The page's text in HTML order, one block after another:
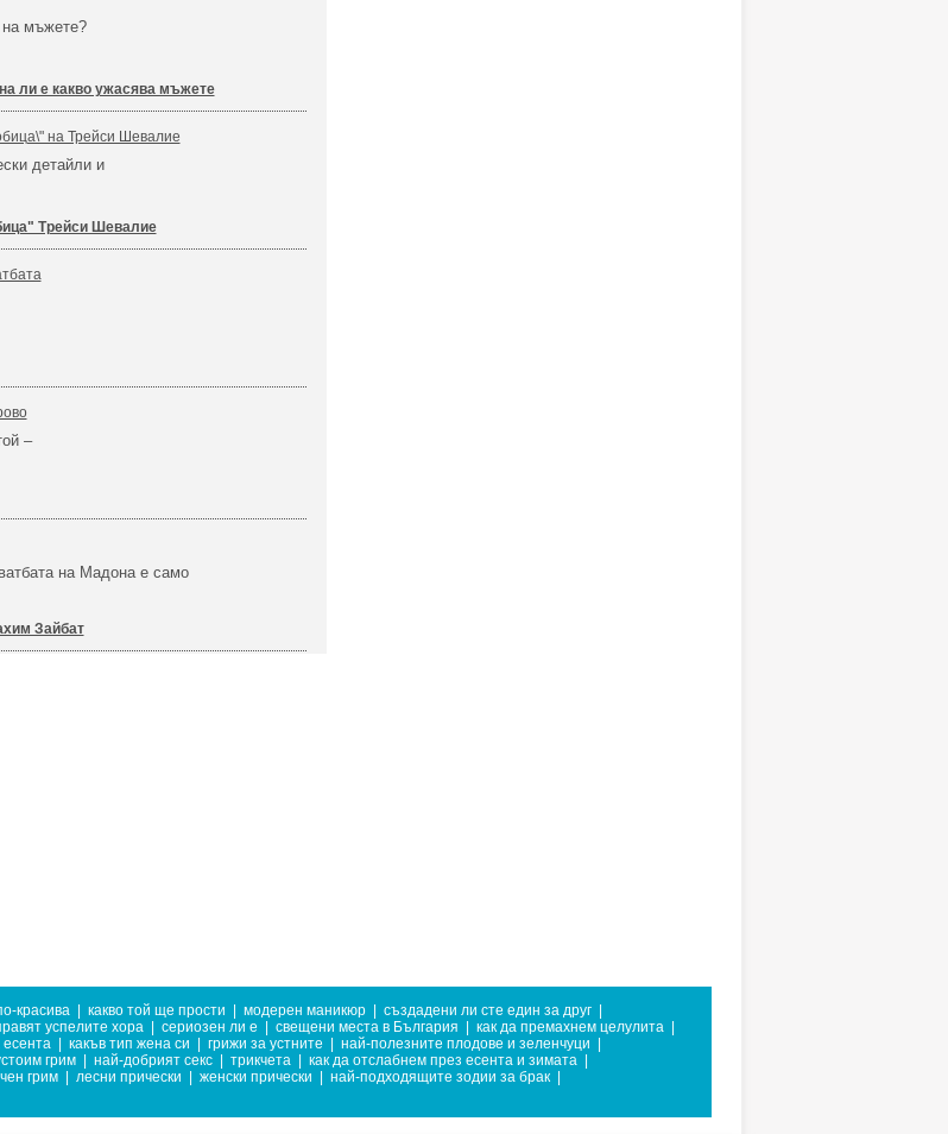
на мъжете?
ли е какво ужасява мъжете
на Трейси Шевалие
детайли и
Трейси Шевалие
–
на Мадона е само
Зайбат
красива какво той ще прости модерен маникюр създадени ли сте един за друг
успелите хора сериозен ли е свещени места в България как да премахнем целулита
какъв тип жена си грижи за устните най-полезните плодове и зеленчуци
грим най-добрият секс трикчета как да отслабнем през есента и зимата
грим лесни прически женски прически най-подходящите зодии за брак